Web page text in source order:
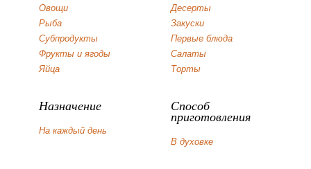
Овощи
Рыба
Субпродукты
Фрукты и ягоды
Яйца
Десерты
Закуски
Первые блюда
Салаты
Торты
Назначение
На каждый день
Способ
приготовления
В духовке